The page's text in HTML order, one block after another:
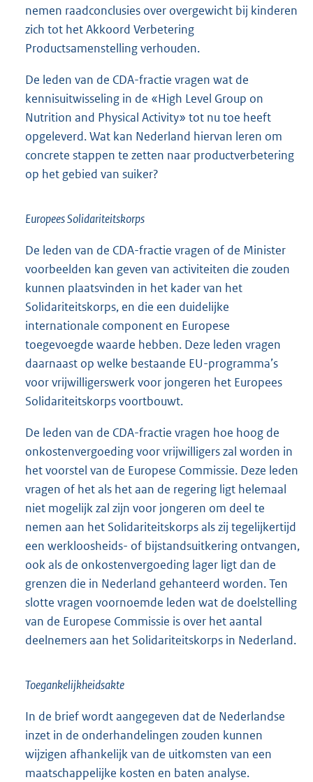
nemen raadconclusies over overgewicht bij kinderen
zich tot het Akkoord Verbetering
Productsamenstelling verhouden.
De leden van de CDA-fractie vragen wat de
kennisuitwisseling in de «High Level Group on
Nutrition and Physical Activity» tot nu toe heeft
opgeleverd. Wat kan Nederland hiervan leren om
concrete stappen te zetten naar productverbetering
op het gebied van suiker?
Europees Solidariteitskorps
De leden van de CDA-fractie vragen of de Minister
voorbeelden kan geven van activiteiten die zouden
kunnen plaatsvinden in het kader van het
Solidariteitskorps, en die een duidelijke
internationale component en Europese
toegevoegde waarde hebben. Deze leden vragen
daarnaast op welke bestaande EU-programma’s
voor vrijwilligerswerk voor jongeren het Europees
Solidariteitskorps voortbouwt.
De leden van de CDA-fractie vragen hoe hoog de
onkostenvergoeding voor vrijwilligers zal worden in
het voorstel van de Europese Commissie. Deze leden
vragen of het als het aan de regering ligt helemaal
niet mogelijk zal zijn voor jongeren om deel te
nemen aan het Solidariteitskorps als zij tegelijkertijd
een werkloosheids- of bijstandsuitkering ontvangen,
ook als de onkostenvergoeding lager ligt dan de
grenzen die in Nederland gehanteerd worden. Ten
slotte vragen voornoemde leden wat de doelstelling
van de Europese Commissie is over het aantal
deelnemers aan het Solidariteitskorps in Nederland.
Toegankelijkheidsakte
In de brief wordt aangegeven dat de Nederlandse
inzet in de onderhandelingen zouden kunnen
wijzigen afhankelijk van de uitkomsten van een
maatschappelijke kosten en baten analyse.